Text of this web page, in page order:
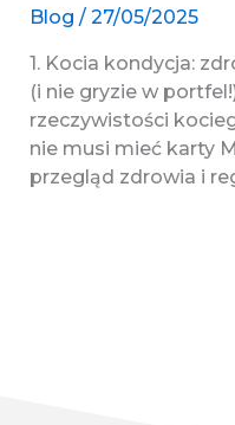
Blog / 27/05/2025
1. Kocia kondycja:
(i nie gryzie w
rzeczywistości
nie musi mieć karty
przegląd zdrowia i